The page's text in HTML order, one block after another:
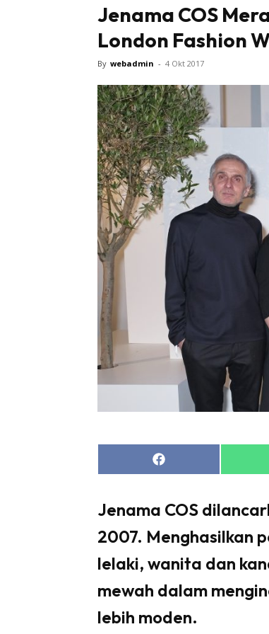
Jenama COS
London Fashion
By webadmin - 4 Okt 2017
Share
on
Jenama COS
2007. Menghasilkan
lelaki, wanita dan
mewah dalam
lebih moden.